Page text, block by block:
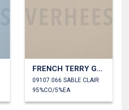
FRENCH TERRY GOTS
09107.066 SABLE CLAIR
95%CO/5%EA